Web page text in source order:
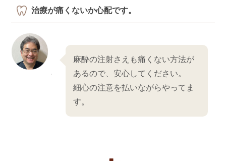
治療が痛くないか心配です。
麻酔の注射さえも痛くない方法が
あるので、安心してください。
細心の注意を払いながらやってま
す。